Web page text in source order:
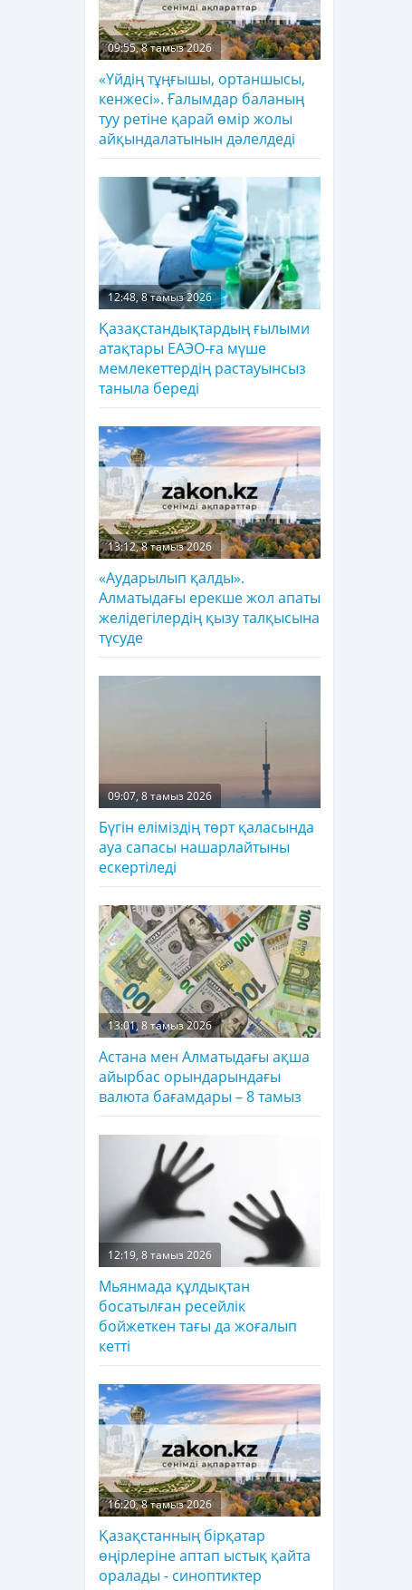
09:55, 8 тамыз 2026
«Үйдің тұңғышы, ортаншысы,
кенжесі». Ғалымдар баланың
туу ретіне қарай өмір жолы
айқындалатынын дәлелдеді
12:48, 8 тамыз 2026
Қазақстандықтардың ғылыми
атақтары ЕАЭО-ға мүше
мемлекеттердің растауынсыз
таныла береді
13:12, 8 тамыз 2026
«Аударылып қалды».
Алматыдағы ерекше жол апаты
желідегілердің қызу талқысына
түсуде
09:07, 8 тамыз 2026
Бүгін еліміздің төрт қаласында
ауа сапасы нашарлайтыны
ескертіледі
13:01, 8 тамыз 2026
Астана мен Алматыдағы ақша
айырбас орындарындағы
валюта бағамдары – 8 тамыз
12:19, 8 тамыз 2026
Мьянмада құлдықтан
босатылған ресейлік
бойжеткен тағы да жоғалып
кетті
16:20, 8 тамыз 2026
Қазақстанның бірқатар
өңірлеріне аптап ыстық қайта
оралады - синоптиктер